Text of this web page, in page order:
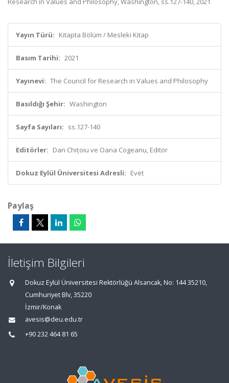
Yayın Türü: Kitapta Bölüm / Mesleki Kitap
Basım Tarihi: 2021
Yayınevi: The Council for Research in Values and Philosophy
Basıldığı Şehir: Washington
Sayfa Sayıları: ss.127-140
Editörler: Dan Chițoiu ve Oana Cogeanu, Editör
Dokuz Eylül Üniversitesi Adresli: Evet
Paylaş
İletişim Bilgileri
Dokuz Eylül Üniversitesi Rektörlüğü Alsancak, No: 144 35210,
Cumhuriyet Blv, 35220
İzmir/Konak
avesis@deu.edu.tr
+90 232 464 81 65